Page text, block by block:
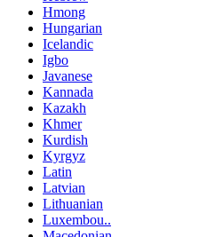
Hmong
Hungarian
Icelandic
Igbo
Javanese
Kannada
Kazakh
Khmer
Kurdish
Kyrgyz
Latin
Latvian
Lithuanian
Luxembou..